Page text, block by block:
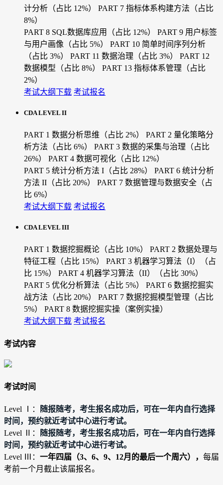
计分析（占比 12%）
PART 7 指标体系构建方法（占比
8%）
PART 8 SQL数据库应用（占比 12%）
PART 9 用户标签
与用户画像（占比 5%）
PART 10 简单时间序列分析
（占比 3%）
PART 11 数据治理（占比 3%）
PART 12
数据模型（占比 8%）
PART 13 指标体系管理（占比
2%）
考试大纲下载 考试报名
CDA LEVEL II
PART 1 数据分析思维（占比 2%）
PART 2 量化策略分
析方法（占比 6%）
PART 3 数据的采集与治理（占比
26%）
PART 4 数据可视化（占比 12%）
PART 5 统计分析方法 I（占比 28%）
PART 6 统计分析
方法 II（占比 20%）
PART 7 数据管理与数据安全（占
比 6%）
考试大纲下载 考试报名
CDA LEVEL III
PART 1 数据挖掘概论（占比 10%）
PART 2 数据处理与
特征工程（占比 15%）
PART 3 机器学习算法（I）（占
比 15%）
PART 4 机器学习算法（II）（占比 30%）
PART 5 优化分析算法（占比 5%）
PART 6 数据挖掘实
战方法（占比 20%）
PART 7 数据挖掘模型管理（占比
5%）
PART 8 数据挖掘实操（案例实操）
考试大纲下载 考试报名
考试内容
考试时间
Level Ⅰ：
随报随考，考生报名成功后，可在一年内自行选择
时间，预约就近考试中心进行考试。
Level Ⅱ：
随报随考，考生报名成功后，可在一年内自行选择
时间，预约就近考试中心进行考试。
Level Ⅲ： 一年四届（3、6、9、12月的最后一个周六）， 每届
考前一个月截止该届报名。